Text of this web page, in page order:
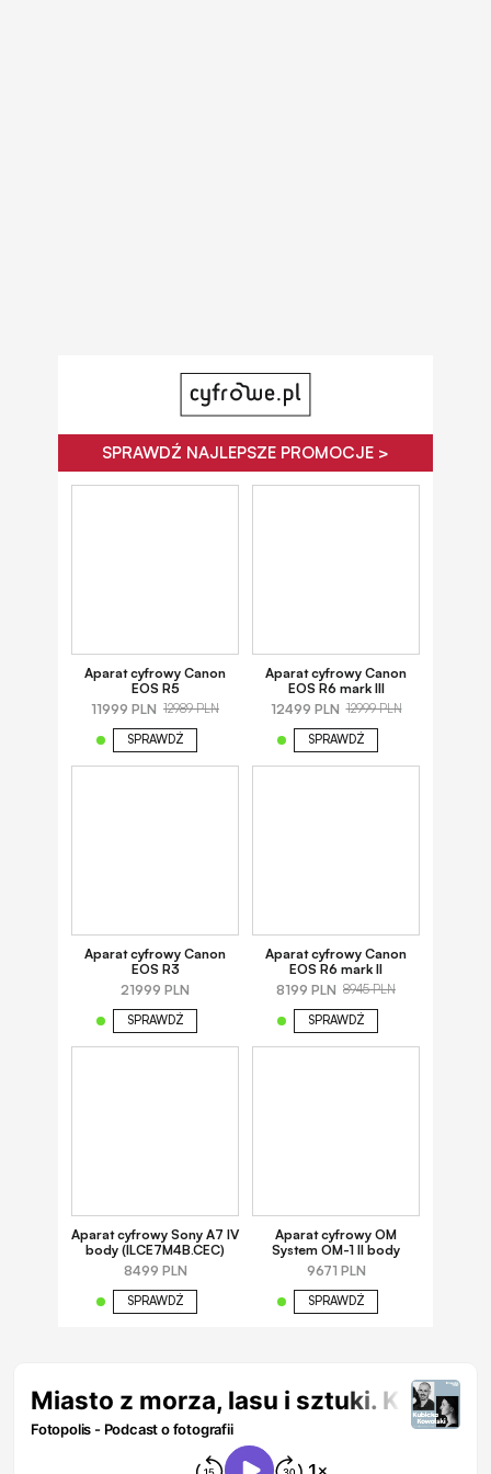
SPRAWDŹ NAJLEPSZE PROMOCJE >
Aparat cyfrowy Canon
EOS R5
11999 PLN 12989 PLN
SPRAWDŹ
Aparat cyfrowy Canon
EOS R6 mark III
12499 PLN 12999 PLN
SPRAWDŹ
Aparat cyfrowy Canon
EOS R3
21999 PLN
SPRAWDŹ
Aparat cyfrowy Canon
EOS R6 mark II
8199 PLN 8945 PLN
SPRAWDŹ
Aparat cyfrowy Sony A7 IV
body (ILCE7M4B.CEC)
8499 PLN
SPRAWDŹ
Aparat cyfrowy OM
System OM-1 II body
9671 PLN
SPRAWDŹ